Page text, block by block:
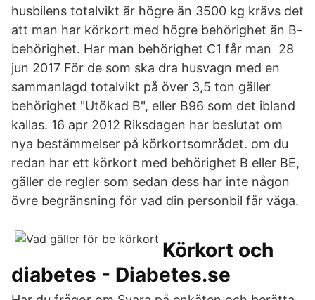
husbilens totalvikt är högre än 3500 kg krävs det
att man har körkort med högre behörighet än B-
behörighet. Har man behörighet C1 får man 28
jun 2017 För de som ska dra husvagn med en
sammanlagd totalvikt på över 3,5 ton gäller
behörighet "Utökad B", eller B96 som det ibland
kallas. 16 apr 2012 Riksdagen har beslutat om
nya bestämmelser på körkortsområdet. om du
redan har ett körkort med behörighet B eller BE,
gäller de regler som sedan dess har inte någon
övre begränsning för vad din personbil får väga.
Körkort och
diabetes - Diabetes.se